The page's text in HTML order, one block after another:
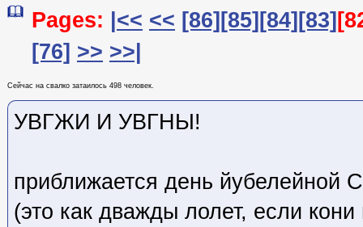
Pages: |<< << [86] [85] [84] [83]
[76] >> >>|
Сейчас на cвалко затаилось 498 человек.
УВГЖИ И УВГНЫ!
приближается день
(это как дважды лолет, если